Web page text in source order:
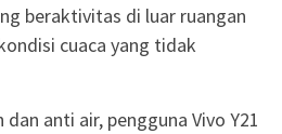
beraktivitas di luar ruangan
cuaca yang tidak
anti air, pengguna Vivo Y21